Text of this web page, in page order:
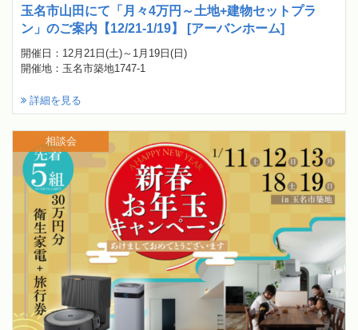
玉名市山田にて「月々4万円～土地+建物セットプラ
ン」のご案内【12/21-1/19】 [アーバンホーム]
開催日：12月21日(土)～1月19日(日)
開催地：玉名市築地1747-1
詳細を見る
相談会